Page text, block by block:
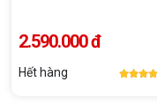
2.590.000 đ
Hết hàng